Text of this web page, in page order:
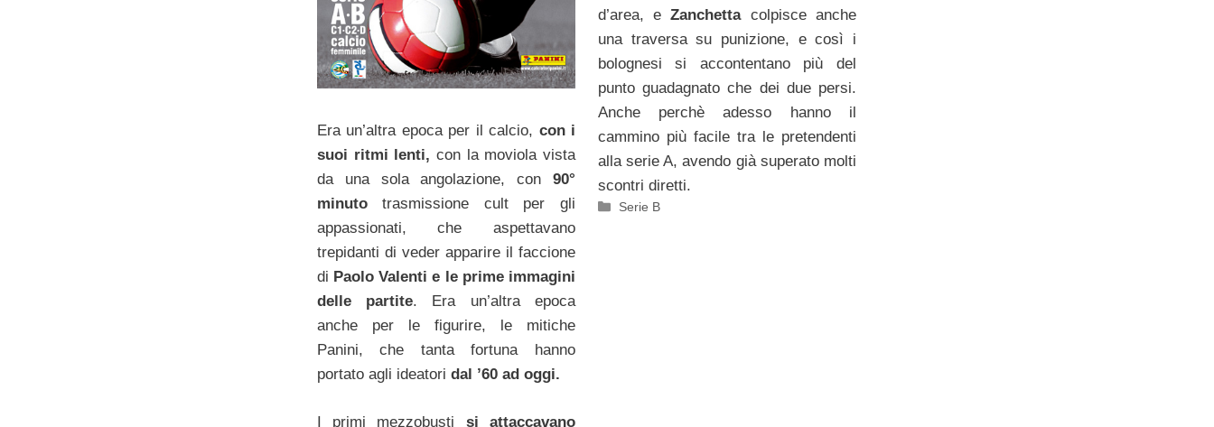
d’area, eZanchetta colpisce anche
una traversa su punizione, e così i
bolognesi si accontentano più del
punto guadagnato che dei due persi.
Anche perchè adesso hanno il
cammino più facile tra le pretendenti
alla serie A, avendo già superato molti
scontri diretti.
Categorie
Serie B
Era un’altra epoca per il calcio, con i
suoi ritmi lenti, con la moviola vista
da una sola angolazione, con 90°
minutotrasmissione cult per gli
appassionati, che aspettavano
trepidanti di veder apparire il faccione
di Paolo Valenti e le prime immagini
delle partite. Era un’altra epoca
anche per le figurire, le mitiche
Panini, che tanta fortuna hanno
portato agli ideatori dal ’60 ad oggi.
I primi mezzobusti si attaccavano